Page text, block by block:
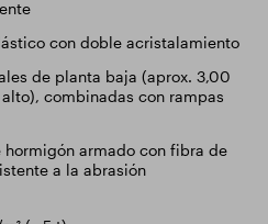
con doble acristalamiento
de planta baja (aprox. 3,00
combinadas con rampas
hormigón armado con fibra de
a la abrasión